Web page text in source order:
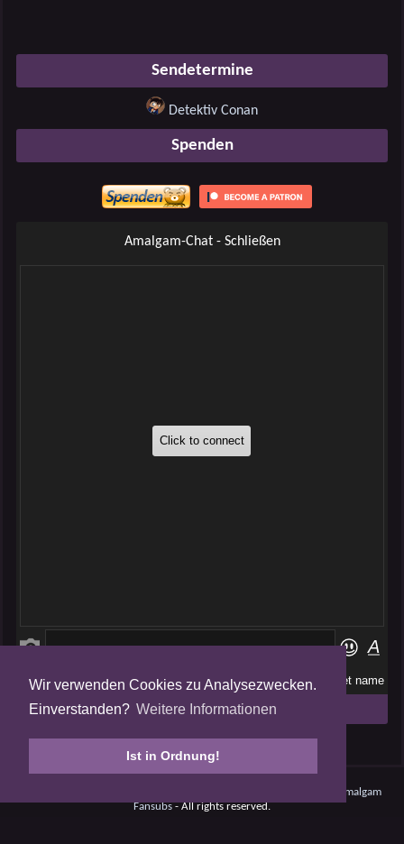
Wir verwenden Cookies zu Analysezwecken.
Einverstanden? Weitere Informationen
Ist in Ordnung!
Sendetermine
Detektiv Conan
Spenden
Amalgam-Chat - Schließen
Folge uns auf
Tweets by AmalgamFansubs
Amalgam
Fansubs- All rights reserved.